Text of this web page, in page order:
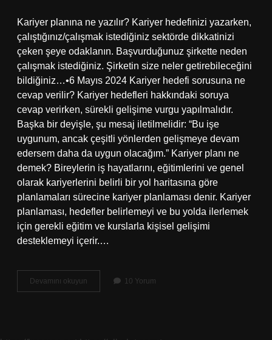
Kariyer planına ne yazılır? Kariyer hedefinizi yazarken,
çalıştığınız/çalışmak istediğiniz sektörde dikkatinizi
çeken şeye odaklanın. Başvurduğunuz şirkette neden
çalışmak istediğiniz. Şirketin size neler getirebileceğini
bildiğiniz…•6 Mayıs 2024 Kariyer hedefi sorusuna ne
cevap verilir? Kariyer hedefleri hakkındaki soruya
cevap verirken, sürekli gelişime vurgu yapılmalıdır.
Başka bir deyişle, şu mesaj iletilmelidir: “Bu işe
uygunum, ancak çeşitli yönlerden gelişmeye devam
edersem daha da uygun olacağım.” Kariyer planı ne
demek? Bireylerin iş hayatlarını, eğitimlerini ve genel
olarak kariyerlerini belirli bir yol haritasına göre
planlamaları sürecine kariyer planlaması denir. Kariyer
planlaması, hedefler belirlemeyi ve bu yolda ilerlemek
için gerekli eğitim ve kurslarla kişisel gelişimi
desteklemeyi içerir.…
Devamını okuyun
Planınız
10 Yorum